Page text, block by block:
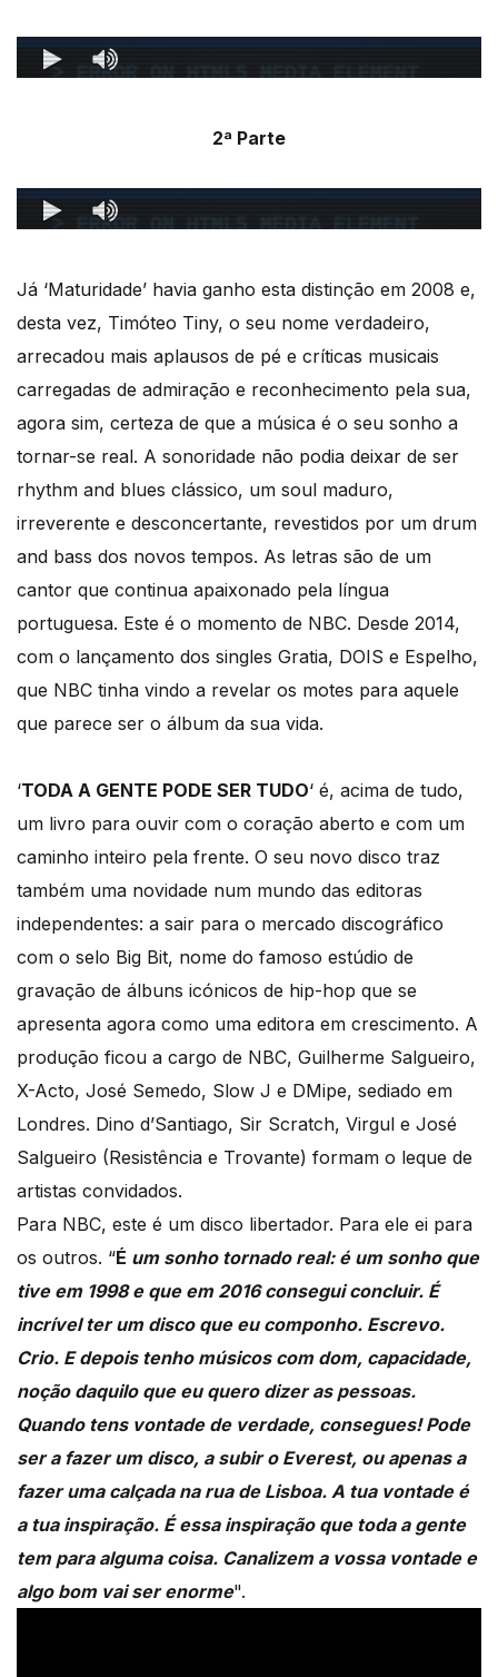
2ª Parte
Já ‘Maturidade’ havia ganho esta distinção em 2008 e,
desta vez, Timóteo Tiny, o seu nome verdadeiro,
arrecadou mais aplausos de pé e críticas musicais
carregadas de admiração e reconhecimento pela sua,
agora sim, certeza de que a música é o seu sonho a
tornar-se real. A sonoridade não podia deixar de ser
rhythm and blues clássico, um soul maduro,
irreverente e desconcertante, revestidos por um drum
and bass dos novos tempos. As letras são de um
cantor que continua apaixonado pela língua
portuguesa. Este é o momento de NBC. Desde 2014,
com o lançamento dos singles Gratia, DOIS e Espelho,
que NBC tinha vindo a revelar os motes para aquele
que parece ser o álbum da sua vida.
‘TODA A GENTE PODE SER TUDO‘ é, acima de tudo,
um livro para ouvir com o coração aberto e com um
caminho inteiro pela frente. O seu novo disco traz
também uma novidade num mundo das editoras
independentes: a sair para o mercado discográfico
com o selo Big Bit, nome do famoso estúdio de
gravação de álbuns icónicos de hip-hop que se
apresenta agora como uma editora em crescimento. A
produção ficou a cargo de NBC, Guilherme Salgueiro,
X-Acto, José Semedo, Slow J e DMipe, sediado em
Londres. Dino d’Santiago, Sir Scratch, Virgul e José
Salgueiro (Resistência e Trovante) formam o leque de
artistas convidados.
Para NBC, este é um disco libertador. Para ele ei para
os outros. “É um sonho tornado real: é um sonho que
tive em 1998 e que em 2016 consegui concluir. É
incrível ter um disco que eu componho. Escrevo.
Crio. E depois tenho músicos com dom, capacidade,
noção daquilo que eu quero dizer as pessoas.
Quando tens vontade de verdade, consegues! Pode
ser a fazer um disco, a subir o Everest, ou apenas a
fazer uma calçada na rua de Lisboa. A tua vontade é
a tua inspiração. É essa inspiração que toda a gente
tem para alguma coisa. Canalizem a vossa vontade e
algo bom vai ser enorme".